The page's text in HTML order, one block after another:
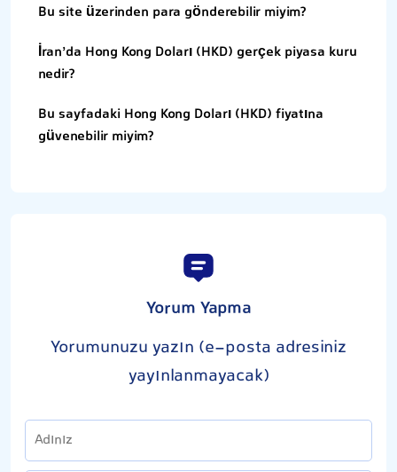
Bu site üzerinden para gönderebilir miyim?
İran’da Hong Kong Doları (HKD) gerçek piyasa kuru
nedir?
Bu sayfadaki Hong Kong Doları (HKD) fiyatına
güvenebilir miyim?
Yorum Yapma
Yorumunuzu yazın (e-posta adresiniz
yayınlanmayacak)